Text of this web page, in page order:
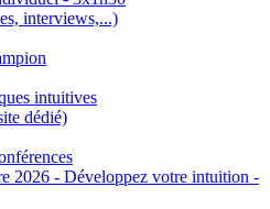
interviews,...)
intuitives
dédié)
2026 - Développez votre intuition -